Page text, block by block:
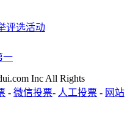
评选活动
一
Inc All Rights
- 微信投票- 人工投票 - 网站